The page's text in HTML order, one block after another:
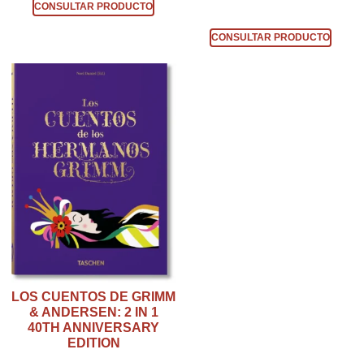
CONSULTAR PRODUCTO
CONSULTAR PRODUCTO
LOS CUENTOS DE GRIMM
& ANDERSEN: 2 IN 1
40TH ANNIVERSARY
EDITION